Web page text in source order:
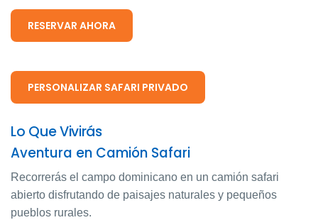
RESERVAR AHORA
PERSONALIZAR SAFARI PRIVADO
Lo Que Vivirás
Aventura en Camión Safari
Recorrerás el campo dominicano en un camión safari
abierto disfrutando de paisajes naturales y pequeños
pueblos rurales.